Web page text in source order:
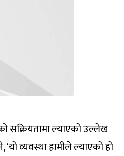
ल्याएको उल्लेख
‘यो व्यवस्था हामीले ल्याएको हो